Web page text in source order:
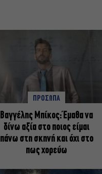
ΠΡΟΣΩΠΑ
Βαγγέλης Μπίκος: Έμαθα να
δίνω αξία στο ποιος είμαι
πάνω στη σκηνή και όχι στο
πως χορεύω